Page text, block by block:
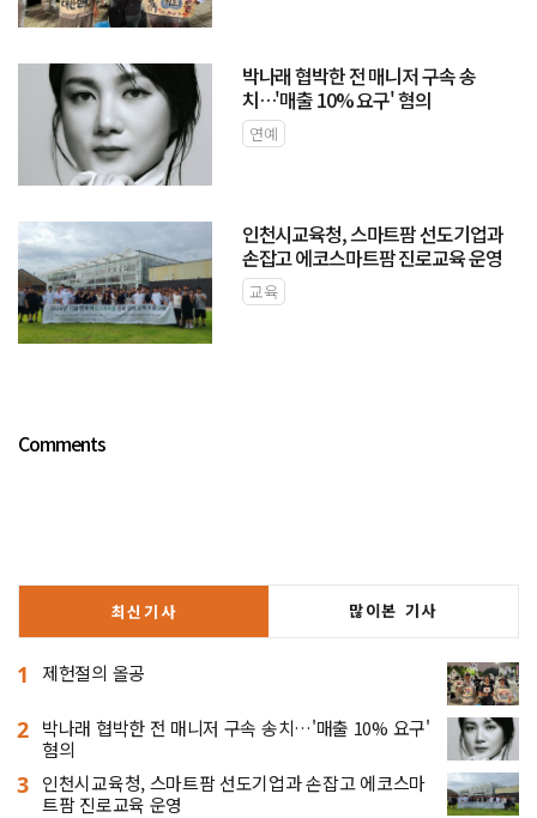
박나래 협박한 전 매니저 구속 송
치…'매출 10% 요구' 혐의
연예
인천시교육청, 스마트팜 선도기업과
손잡고 에코스마트팜 진로교육 운영
교육
Comments
최신기사 많이본 기사
1 제헌절의 올공
2 박나래 협박한 전 매니저 구속 송치…'매출 10% 요구'
혐의
3 인천시교육청, 스마트팜 선도기업과 손잡고 에코스마
트팜 진로교육 운영